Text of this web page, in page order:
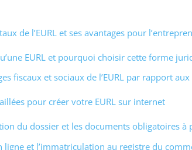
de l’EURL et ses avantages pour
EURL et pourquoi choisir cette forme
fiscaux et sociaux de l’EURL par rapport
pour créer votre EURL sur internet
du dossier et les documents obligatoires à
ligne et l’immatriculation au registre du